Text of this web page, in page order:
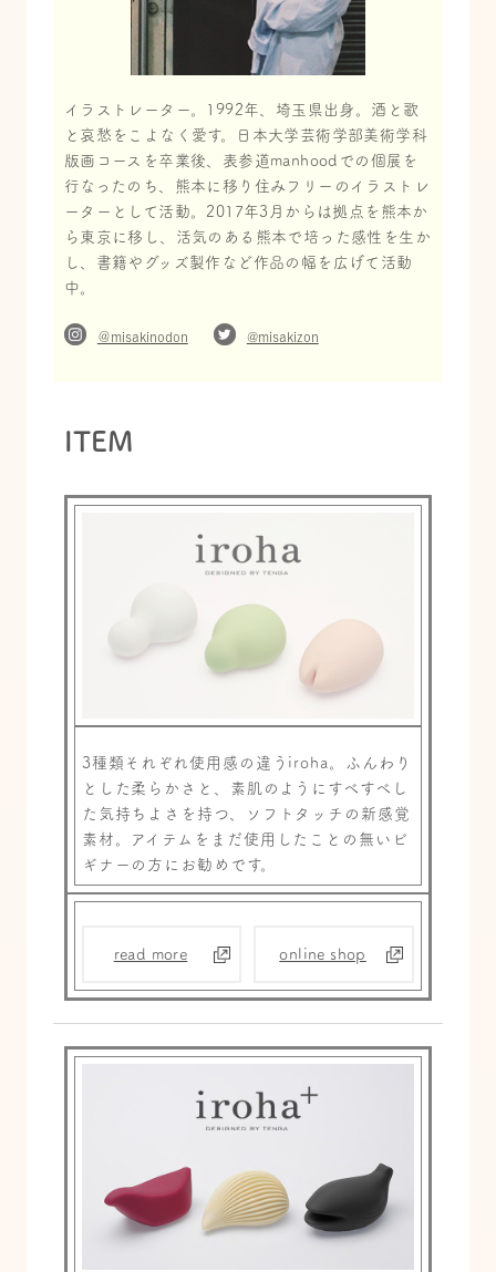
イラストレーター。1992年、埼玉県出身。酒と歌
と哀愁をこよなく愛す。日本大学芸術学部美術学科
版画コースを卒業後、表参道manhoodでの個展を
行なったのち、熊本に移り住みフリーのイラストレ
ーターとして活動。2017年3月からは拠点を熊本か
ら東京に移し、活気のある熊本で培った感性を生か
し、書籍やグッズ製作など作品の幅を広げて活動
中。
＠misakinodon @misakizon
ITEM
3種類それぞれ使用感の違うiroha。ふんわり
とした柔らかさと、素肌のようにすべすべし
た気持ちよさを持つ、ソフトタッチの新感覚
素材。アイテムをまだ使用したことの無いビ
ギナーの方にお勧めです。
read more online shop